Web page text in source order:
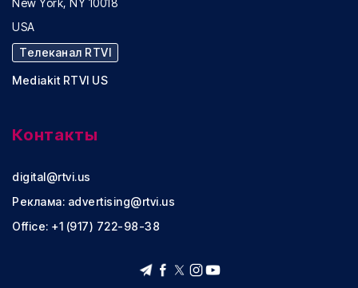
New York, NY 10018
USA
Телеканал RTVI
Mediakit RTVI US
Контакты
digital@rtvi.us
Реклама: advertising@rtvi.us
Office: +1 (917) 722-98-38